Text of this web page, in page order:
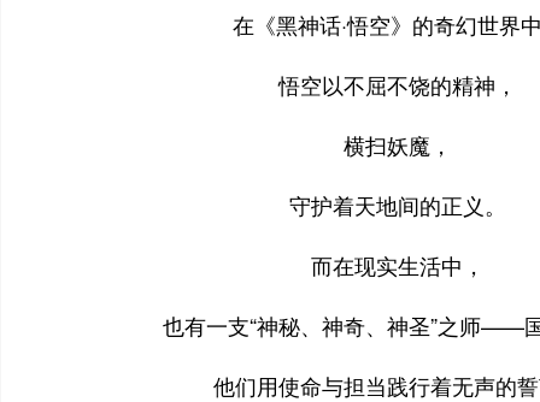
在《黑神话·悟空》的奇幻世界
悟空以不屈不饶的精神，
横扫妖魔，
守护着天地间的正义。
而在现实生活中，
也有一支“神秘、神奇、神圣”之师——
他们用使命与担当践行着无声的